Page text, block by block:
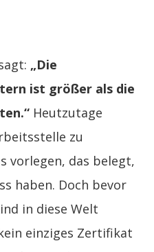
„Die
ist größer als die
Heutzutage
zu
vorlegen, das belegt,
haben. Doch bevor
in diese Welt
einziges Zertifikat